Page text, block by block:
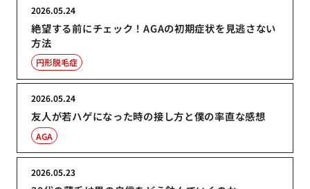
絶望する前にチェック！AGAの初期症状を見逃さない
方法
2026.05.24
円形脱毛症
友人が若ハゲになった時の接し方と僕の率直な感想
2026.05.24
AGA
2026.05.23